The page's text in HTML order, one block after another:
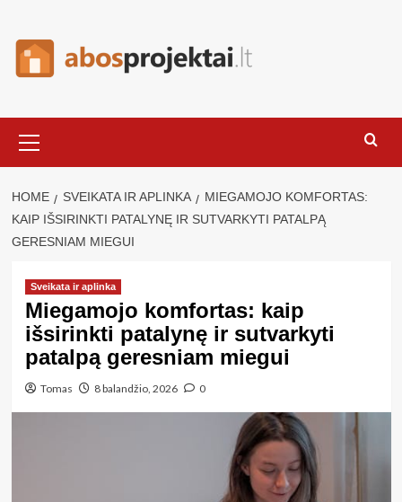
content
Menu
HOME SVEIKATA IR APLINKA
MIEGAMOJO KOMFORTAS:
KAIP IŠSIRINKTI PATALYNĘ IR SUTVARKYTI PATALPĄ
GERESNIAM MIEGUI
Sveikata ir aplinka
Miegamojo komfortas: kaip
išsirinkti patalynę ir sutvarkyti
patalpą geresniam miegui
Tomas 8 balandžio, 2026 0